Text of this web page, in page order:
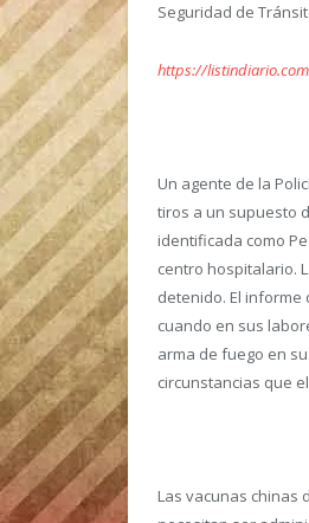
Seguridad de
https://
Un agente de la
tiros a un supuesto
identificada como
centro hospitalario.
detenido. El
cuando en sus
arma de fuego en
circunstancias que
Las vacunas chinas